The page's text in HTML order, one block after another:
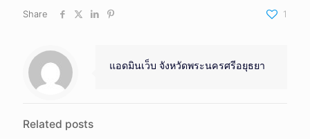
Share 1
แอดมินเว็บ จังหวัดพระนครศรีอยุธยา
Related posts